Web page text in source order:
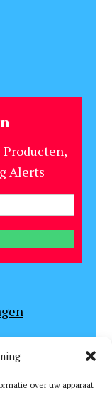
over uw apparaat
Producten,
Alerts